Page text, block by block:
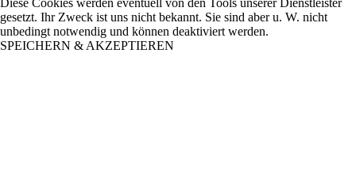
Diese Cookies werden eventuell von den Tools unserer Dienstleister
gesetzt. Ihr Zweck ist uns nicht bekannt. Sie sind aber u. W. nicht
unbedingt notwendig und können deaktiviert werden.
SPEICHERN & AKZEPTIEREN